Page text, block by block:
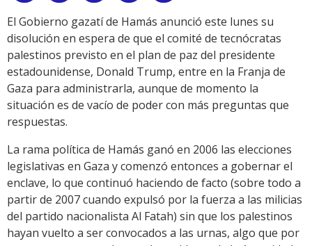
Link
El Gobierno gazatí de Hamás anunció este lunes su
disolución en espera de que el comité de tecnócratas
palestinos previsto en el plan de paz del presidente
estadounidense, Donald Trump, entre en la Franja de
Gaza para administrarla, aunque de momento la
situación es de vacío de poder con más preguntas que
respuestas.
La rama política de Hamás ganó en 2006 las elecciones
legislativas en Gaza y comenzó entonces a gobernar el
enclave, lo que continuó haciendo de facto (sobre todo a
partir de 2007 cuando expulsó por la fuerza a las milicias
del partido nacionalista Al Fatah) sin que los palestinos
hayan vuelto a ser convocados a las urnas, algo que por